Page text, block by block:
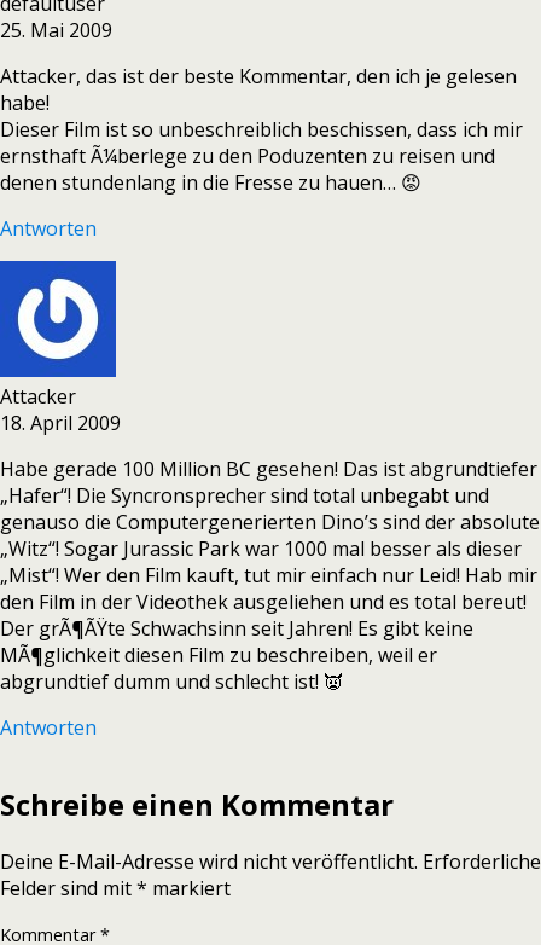
25. Mai 2009
Attacker, das ist der beste Kommentar, den ich je gelesen
habe!
Dieser Film ist so unbeschreiblich beschissen, dass ich mir
ernsthaft Ã¼berlege zu den Poduzenten zu reisen und
denen stundenlang in die Fresse zu hauen… 😡
Antworten
Attacker
18. April 2009
Habe gerade 100 Million BC gesehen! Das ist abgrundtiefer
„Hafer“! Die Syncronsprecher sind total unbegabt und
genauso die Computergenerierten Dino’s sind der absolute
„Witz“! Sogar Jurassic Park war 1000 mal besser als dieser
„Mist“! Wer den Film kauft, tut mir einfach nur Leid! Hab mir
den Film in der Videothek ausgeliehen und es total bereut!
Der grÃ¶ÃŸte Schwachsinn seit Jahren! Es gibt keine
MÃ¶glichkeit diesen Film zu beschreiben, weil er
abgrundtief dumm und schlecht ist! 👿
Antworten
Schreibe einen Kommentar
Deine E-Mail-Adresse wird nicht veröffentlicht. Erforderliche
Felder sind mit* markiert
Kommentar*